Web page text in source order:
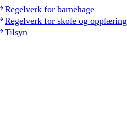
Regelverk for barnehage
Regelverk for skole og opplæring
Tilsyn